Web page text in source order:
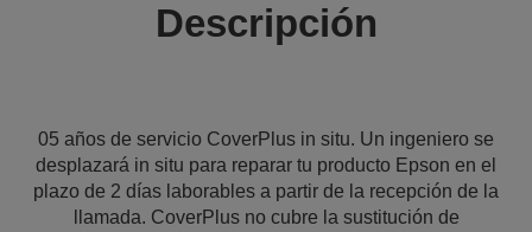
Descripción
05 años de servicio CoverPlus in situ. Un ingeniero se
desplazará in situ para reparar tu producto Epson en el
plazo de 2 días laborables a partir de la recepción de la
llamada. CoverPlus no cubre la sustitución de